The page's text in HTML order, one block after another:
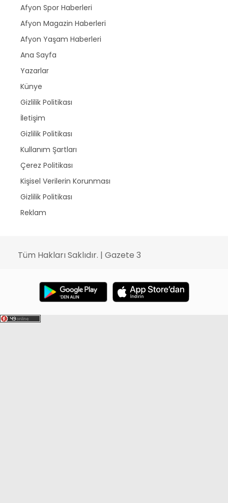
Afyon Spor Haberleri
Afyon Magazin Haberleri
Afyon Yaşam Haberleri
Ana Sayfa
Yazarlar
Künye
Gizlilik Politikası
İletişim
Gizlilik Politikası
Kullanım Şartları
Çerez Politikası
Kişisel Verilerin Korunması
Gizlilik Politikası
Reklam
Tüm Hakları Saklıdır. | Gazete 3